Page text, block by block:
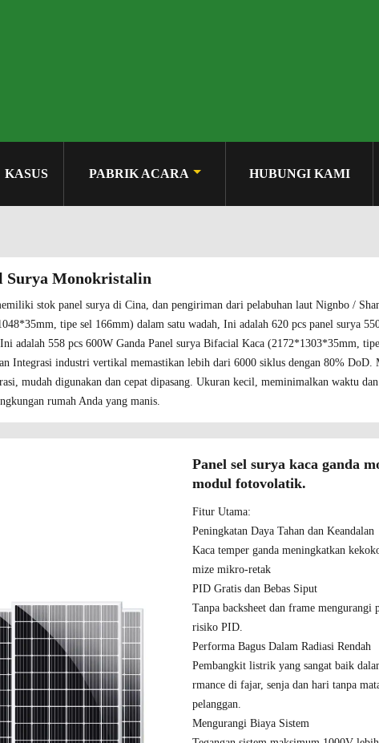
KASUS PABRIK ACARA HUBUNGI KAMI
Surya Monokristalin
stok panel surya di Cina, dan pengiriman dari pelabuhan laut Nignbo /
tipe sel 166mm) dalam satu wadah, Ini adalah 620 pcs panel surya
adalah 558 pcs 600W Ganda Panel surya Bifacial Kaca (2172*1303*35mm,
Integrasi industri vertikal memastikan lebih dari 6000 siklus dengan 80% DoD.
mudah digunakan dan cepat dipasang. Ukuran kecil, meminimalkan waktu
rumah Anda yang manis.
Panel sel surya kaca ganda
modul fotovolatik.
Fitur Utama:
Peningkatan Daya Tahan dan Keandalan
Kaca temper ganda meningkatkan
mize mikro-retak
PID Gratis dan Bebas Siput
Tanpa backsheet dan frame mengurangi
risiko PID.
Performa Bagus Dalam Radiasi Rendah
Pembangkit listrik yang sangat baik
rmance di fajar, senja dan hari tanpa
pelanggan.
Mengurangi Biaya Sistem